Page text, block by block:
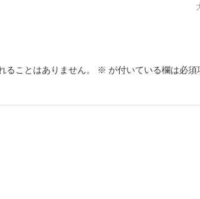
ことはありません。 ※ が付いている欄は必須